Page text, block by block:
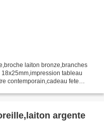
laiton bronze,branches
tableau
contemporain,cadeau fete
argente